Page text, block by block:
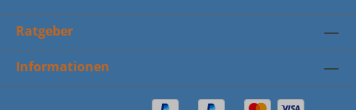
Ratgeber
Informationen